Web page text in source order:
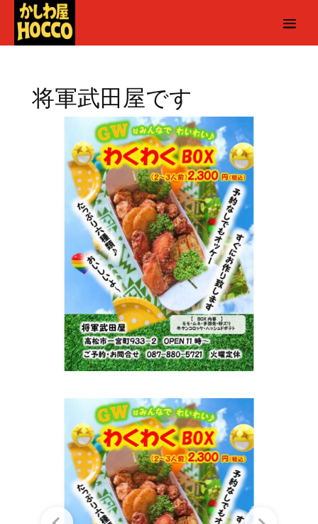
将軍武田屋です